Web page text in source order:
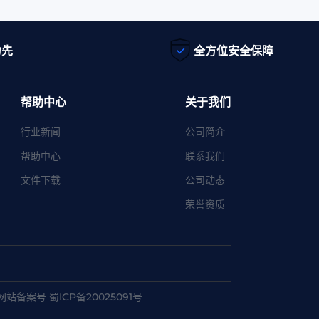
全方位安全保障
帮助中心
行业新闻
帮助中心
文件下载
关于我们
公司简介
联系我们
公司动态
荣誉资质
站备案号 蜀ICP备20025091号